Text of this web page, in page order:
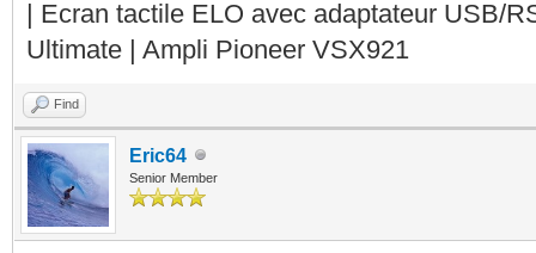
| Ecran tactile ELO avec adaptateur USB/
Ultimate | Ampli Pioneer VSX921
Find
Eric64
Senior Member